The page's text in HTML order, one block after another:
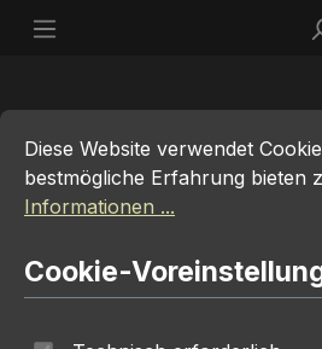
125 EURO
Cookie-Voreinstellungen
Diese Website verwendet
Diese Website verwendet
bestmögliche Erfahrung bieten
Informationen ...
Cookie-